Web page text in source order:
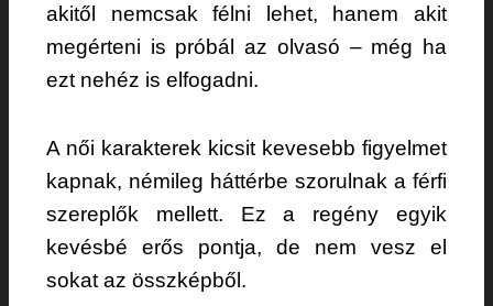
akitől nemcsak félni lehet, hanem akit
megérteni is próbál az olvasó – még ha
ezt nehéz is elfogadni.
A női karakterek kicsit kevesebb figyelmet
kapnak, némileg háttérbe szorulnak a férfi
szereplők mellett. Ez a regény egyik
kevésbé erős pontja, de nem vesz el
sokat az összképből.